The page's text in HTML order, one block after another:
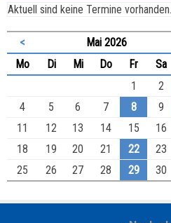
Aktuell sind keine Termine vorhanden.
< Mai 2026
Montag Dienstag
Mittwoch
Donnerstag
FreitagSa
1
2
4
5 6 7 8 9
11
12 13 14 15 16
18
19 20 21 22 23
25
26 27 28 29 30